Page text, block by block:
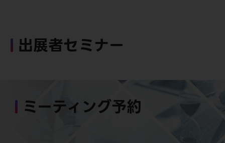
出展者セミナー
ミーティング予約